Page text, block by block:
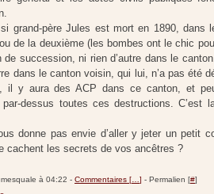
si grand-père Jules est mort en 1890,
de la deuxième (les bombes ont le chic
de succession, ni rien d’autre dans le
dans le canton voisin, qui lui, n’a pas été
il y aura des ACP dans ce canton, et
par-dessus toutes ces destructions. C’est
donne pas envie d’aller y jeter un petit
cachent les secrets de vos ancêtres ?
à 04:22 - Commentaires [ ] - Permalien [#]